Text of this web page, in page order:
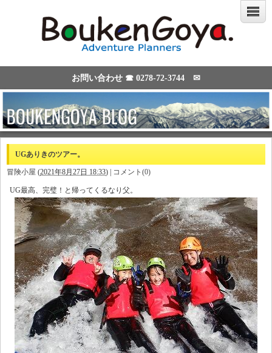
お問い合わせ ☎ 0278-72-3744 ✉
UGありきのツアー。
冒険小屋 (2021年8月27日 18:33) | コメント(0)
UG最高、完璧！と帰ってくるなり父。